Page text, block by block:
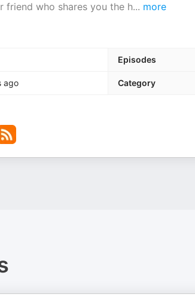
friend who shares you the h... more
Episodes
ago Category